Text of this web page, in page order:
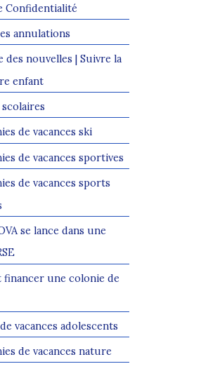
Confidentialité
annulations
des nouvelles | Suivre la
enfant
scolaires
de vacances ski
de vacances sportives
de vacances sports
se lance dans une
financer une colonie de
vacances adolescents
de vacances nature